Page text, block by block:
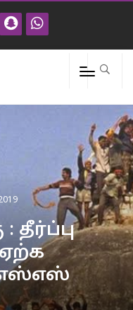
தீர்ப்பு